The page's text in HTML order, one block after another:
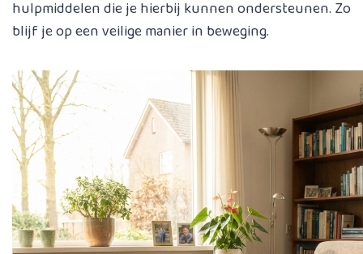
hulpmiddelen die je hierbij kunnen ondersteunen. Zo
blijf je op een veilige manier in beweging.